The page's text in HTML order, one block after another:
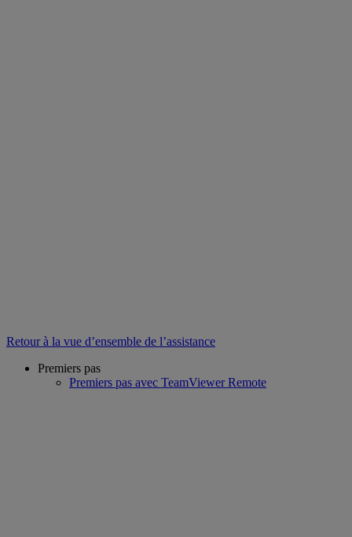
Retour à la vue d’ensemble de l’assistance
Premiers pas
Premiers pas avec TeamViewer Remote